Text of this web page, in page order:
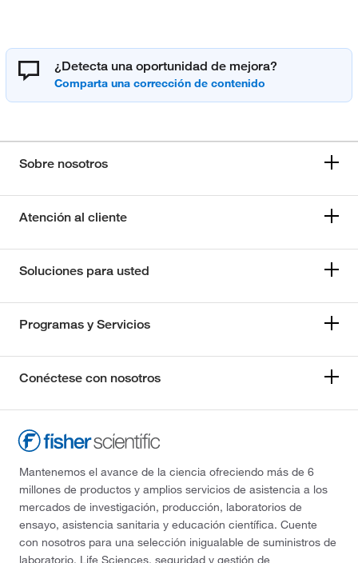
¿Detecta una oportunidad de mejora?
Sobre nosotros
Atención al cliente
Soluciones para usted
Programas y Servicios
Conéctese con nosotros
Mantenemos el avance de la ciencia ofreciendo más de 6
millones de productos y amplios servicios de asistencia a los
mercados de investigación, producción, laboratorios de
ensayo, asistencia sanitaria y educación científica. Cuente
con nosotros para una selección inigualable de suministros de
laboratorio, Life Sciences, seguridad y gestión de